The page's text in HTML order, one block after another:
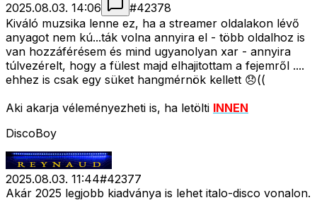
2025.08.03. 14:06 #42378
Kiváló muzsika lenne ez, ha a streamer oldalakon lévő
anyagot nem kú...ták volna annyira el - több oldalhoz is
van hozzáférésem és mind ugyanolyan xar - annyira
túlvezérelt, hogy a fülest majd elhajitottam a fejemről ....
ehhez is csak egy süket hangmérnök kellett 😞((
Aki akarja véleményezheti is, ha letölti INNEN
DiscoBoy
2025.08.03. 11:44#42377
Akár 2025 legjobb kiadványa is lehet italo-disco vonalon.